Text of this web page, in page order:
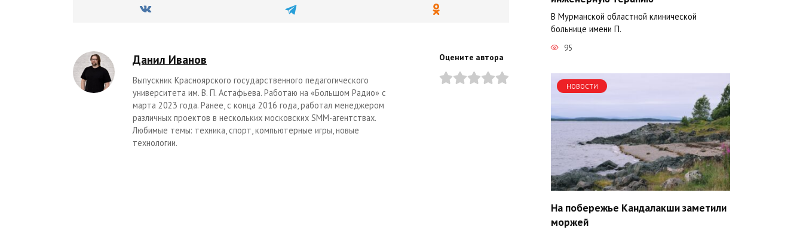
Данил Иванов
Выпускник Красноярского государственного педагогического
университета им. В. П. Астафьева. Работаю на «Большом Радио» с
марта 2023 года. Ранее, с конца 2016 года, работал менеджером
различных проектов в нескольких московских SMM-агентствах.
Любимые темы: техника, спорт, компьютерные игры, новые
технологии.
Оцените автора
В Мурманской областной клинической
больнице имени П.
95
НОВОСТИ
На побережье Кандалакши заметили
моржей